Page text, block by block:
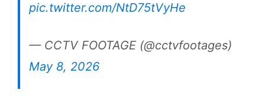
pic.twitter.com/NtD75tVyHe
— CCTV FOOTAGE (@cctvfootages)
May 8, 2026